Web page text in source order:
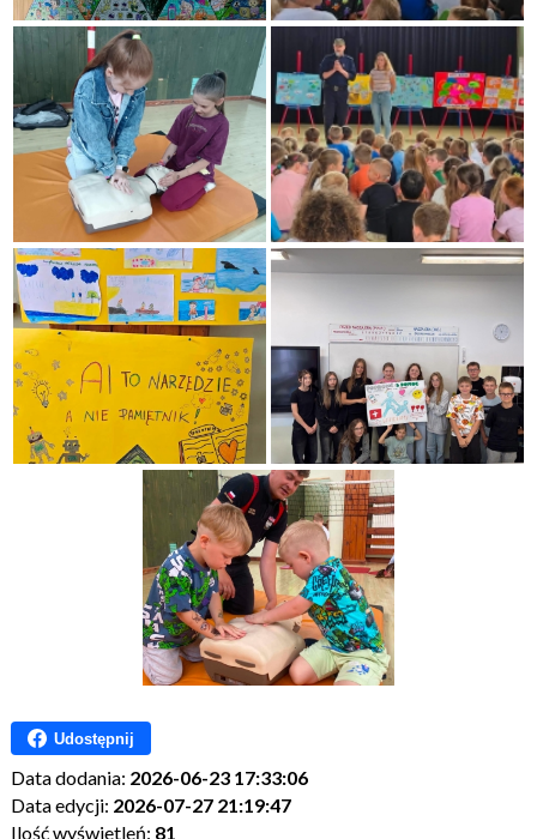
Udostępnij
Data dodania: 2026-06-23 17:33:06
Data edycji: 2026-07-27 21:19:47
Ilość wyświetleń: 81